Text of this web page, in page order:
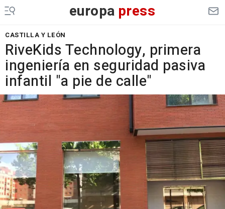
europa press
CASTILLA Y LEÓN
RiveKids Technology, primera
ingeniería en seguridad pasiva
infantil "a pie de calle"